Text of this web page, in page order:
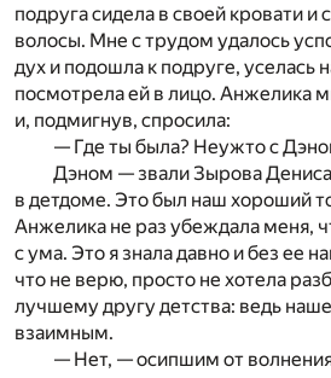
подруга сидела в своей кровати и
волосы. Мне с трудом удалось
дух и подошла к подруге, уселась
посмотрела ей в лицо. Анжелика
и, подмигнув, спросила:
— Где ты была? Неужто с
Дэном — звали Зырова
в детдоме. Это был наш хороший
Анжелика не раз убеждала меня,
с ума. Это я знала давно и без ее
что не верю, просто не хотела
лучшему другу детства: ведь
взаимным.
— Нет, — осипшим от